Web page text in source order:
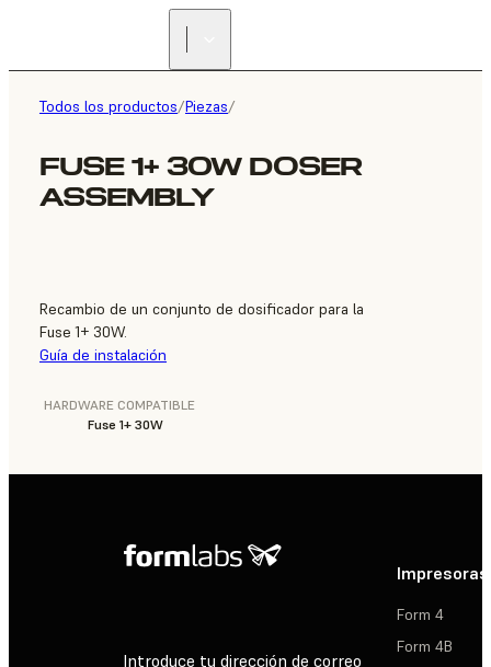
Todos los productos/Piezas/
FUSE 1+ 30W DOSER
ASSEMBLY
Recambio de un conjunto de dosificador para la
Fuse 1+ 30W.
Guía de instalación
HARDWARE COMPATIBLE
Fuse 1+ 30W
Introduce tu dirección de correo
Impresoras
Form 4
Form 4B